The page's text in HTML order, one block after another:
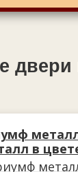
в
антик